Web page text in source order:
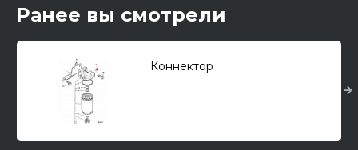
Ранее вы смотрели
Коннектор